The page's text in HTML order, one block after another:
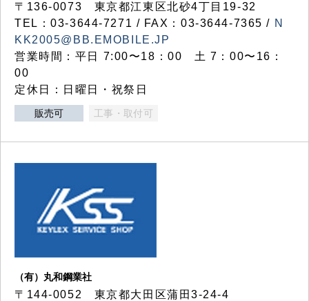
〒136-0073 東京都江東区北砂4丁目19-32
TEL：03‐3644‐7271 / FAX：03-3644-7365 / N
KK2005@BB.EMOBILE.JP
営業時間：平日 7:00〜18：00 土 7：00〜16：
00
定休日：日曜日・祝祭日
販売可 工事・取付可
（有）丸和鋼業社
〒144-0052 東京都大田区蒲田3-24-4